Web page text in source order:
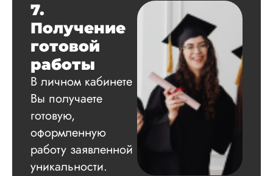
7.
Получение
готовой
работы
В личном кабинете
Вы получаете
готовую,
оформленную
работу заявленной
уникальности.